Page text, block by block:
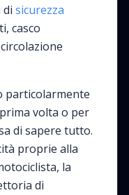
di sicurezza
casco
particolarmente
volta o per
di sapere tutto.
proprie alla
la
di